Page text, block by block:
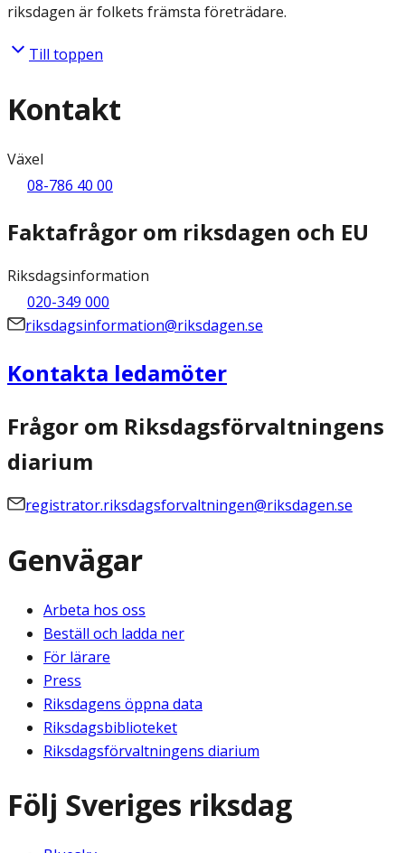
riksdagen är folkets främsta företrädare.
Till toppen
Kontakt
Växel
08-786 40 00
Faktafrågor om riksdagen och EU
Riksdagsinformation
020-349 000
riksdagsinformation@riksdagen.se
Kontakta ledamöter
Frågor om Riksdagsförvaltningens
diarium
registrator.riksdagsforvaltningen@riksdagen.se
Genvägar
Arbeta hos oss
Beställ och ladda ner
För lärare
Press
Riksdagens öppna data
Riksdagsbiblioteket
Riksdagsförvaltningens diarium
Följ Sveriges riksdag